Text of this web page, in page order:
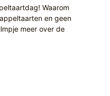
Waarom
en geen
meer over de